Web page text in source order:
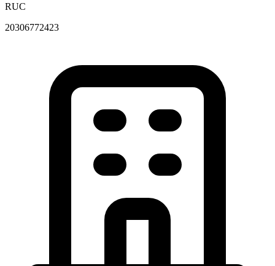
RUC
20306772423